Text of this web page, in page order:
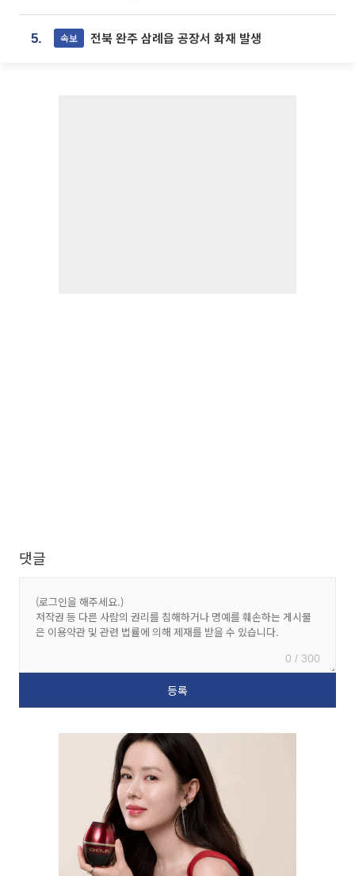
5. 속보 전북 완주 삼례읍 공장서 화재 발생
댓글
0 / 300